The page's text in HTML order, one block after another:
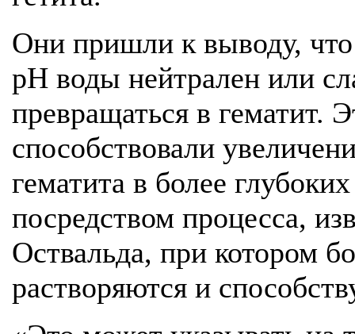
Они пришли к выводу, что
pH воды нейтрален или
превращаться в гематит.
способствовали
гематита в более
посредством процесса,
Оствальда, при котором
растворяются и